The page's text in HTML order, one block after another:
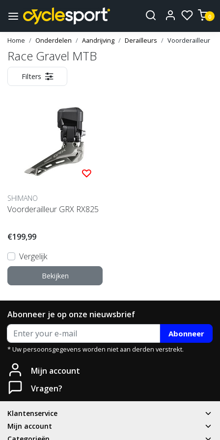
0
Home Onderdelen Aandrijving Derailleurs Voorderailleur
Race Gravel MTB
Filters
SHIMANO
Voorderailleur GRX RX825
€199,99
Vergelijk
Bekijken
Abonneer je op onze nieuwsbrief
Abonneer
* Uw persoonsgegevens worden niet aan derden verstrekt.
Mijn account
Vragen?
Klantenservice
Mijn account